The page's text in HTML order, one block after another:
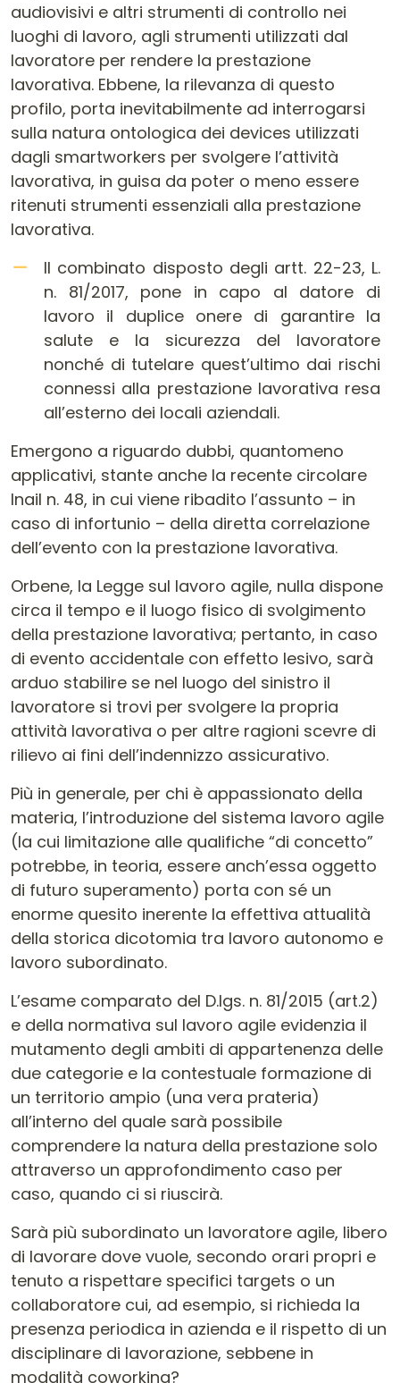
audiovisivi e altri strumenti di controllo nei
luoghi di lavoro, agli strumenti utilizzati dal
lavoratore per rendere la prestazione
lavorativa. Ebbene, la rilevanza di questo
profilo, porta inevitabilmente ad interrogarsi
sulla natura ontologica dei devices utilizzati
dagli smartworkers per svolgere l’attività
lavorativa, in guisa da poter o meno essere
ritenuti strumenti essenziali alla prestazione
lavorativa.
Il combinato disposto degli artt. 22-23, L.
n. 81/2017, pone in capo al datore di
lavoro il duplice onere di garantire la
salute e la sicurezza del lavoratore
nonché di tutelare quest’ultimo dai rischi
connessi alla prestazione lavorativa resa
all’esterno dei locali aziendali.
Emergono a riguardo dubbi, quantomeno
applicativi, stante anche la recente circolare
Inail n. 48, in cui viene ribadito l’assunto – in
caso di infortunio – della diretta correlazione
dell’evento con la prestazione lavorativa.
Orbene, la Legge sul lavoro agile, nulla dispone
circa il tempo e il luogo fisico di svolgimento
della prestazione lavorativa; pertanto, in caso
di evento accidentale con effetto lesivo, sarà
arduo stabilire se nel luogo del sinistro il
lavoratore si trovi per svolgere la propria
attività lavorativa o per altre ragioni scevre di
rilievo ai fini dell’indennizzo assicurativo.
Più in generale, per chi è appassionato della
materia, l’introduzione del sistema lavoro agile
(la cui limitazione alle qualifiche “di concetto”
potrebbe, in teoria, essere anch’essa oggetto
di futuro superamento) porta con sé un
enorme quesito inerente la effettiva attualità
della storica dicotomia tra lavoro autonomo e
lavoro subordinato.
L’esame comparato del D.lgs. n. 81/2015 (art.2)
e della normativa sul lavoro agile evidenzia il
mutamento degli ambiti di appartenenza delle
due categorie e la contestuale formazione di
un territorio ampio (una vera prateria)
all’interno del quale sarà possibile
comprendere la natura della prestazione solo
attraverso un approfondimento caso per
caso, quando ci si riuscirà.
Sarà più subordinato un lavoratore agile, libero
di lavorare dove vuole, secondo orari propri e
tenuto a rispettare specifici targets o un
collaboratore cui, ad esempio, si richieda la
presenza periodica in azienda e il rispetto di un
disciplinare di lavorazione, sebbene in
modalità coworking?